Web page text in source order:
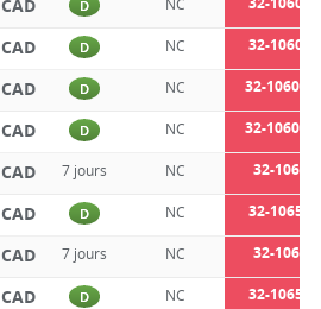
CAD D
CAD D NC 32-1060-
CAD D NC 32-1060-
CAD D NC 32-1060-
CAD 7 jours NC 32-1065-
CAD D NC 32-1065-
CAD 7 jours NC 32-1065-
CAD D NC 32-1065-